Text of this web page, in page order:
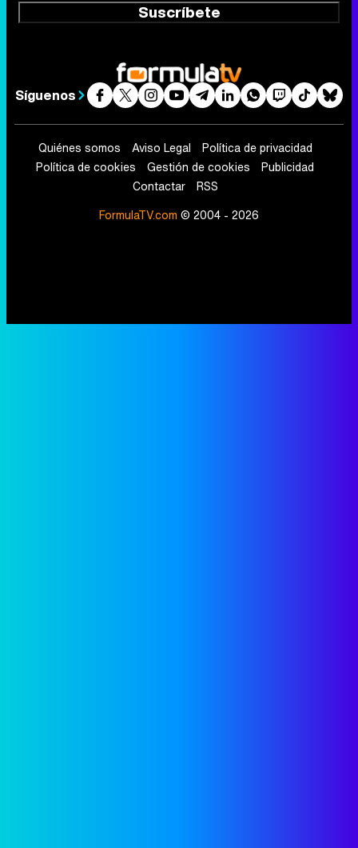
Suscríbete
Síguenos
Quiénes somos Aviso Legal
Política de privacidad
Política de cookies
Gestión de cookies
Publicidad
Contactar
RSS
FormulaTV.com © 2004 - 2026